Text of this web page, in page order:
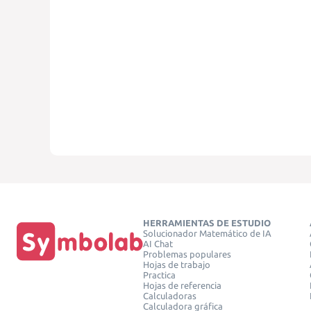
HERRAMIENTAS DE ESTUDIO
Solucionador Matemático de IA
AI Chat
Problemas populares
Hojas de trabajo
Practica
Hojas de referencia
Calculadoras
Calculadora gráfica